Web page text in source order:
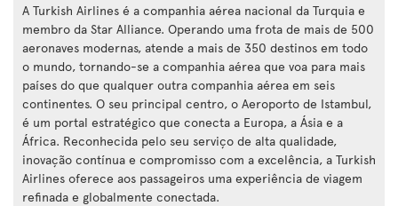
A Turkish Airlines é a companhia aérea nacional da Turquia e
membro da Star Alliance. Operando uma frota de mais de 500
aeronaves modernas, atende a mais de 350 destinos em todo
o mundo, tornando-se a companhia aérea que voa para mais
países do que qualquer outra companhia aérea em seis
continentes. O seu principal centro, o Aeroporto de Istambul,
é um portal estratégico que conecta a Europa, a Ásia e a
África. Reconhecida pelo seu serviço de alta qualidade,
inovação contínua e compromisso com a excelência, a Turkish
Airlines oferece aos passageiros uma experiência de viagem
refinada e globalmente conectada.